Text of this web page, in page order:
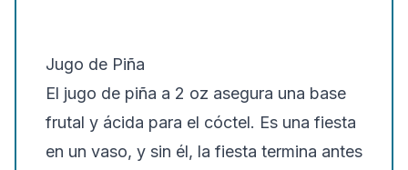
Jugo de Piña
El jugo de piña a 2 oz asegura una base
frutal y ácida para el cóctel. Es una fiesta
en un vaso, y sin él, la fiesta termina antes